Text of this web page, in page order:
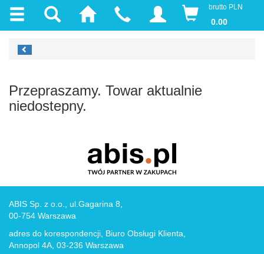
brutto PLN
0.00
Przepraszamy. Towar aktualnie
niedostepny.
ABIS Sp. z o.o., ul.Gagarina 8,
00-754 Warszawa
adres do korespondencji, Biuro Obsługi Klienta,
Annopol 4A, 03-236 Warszawa